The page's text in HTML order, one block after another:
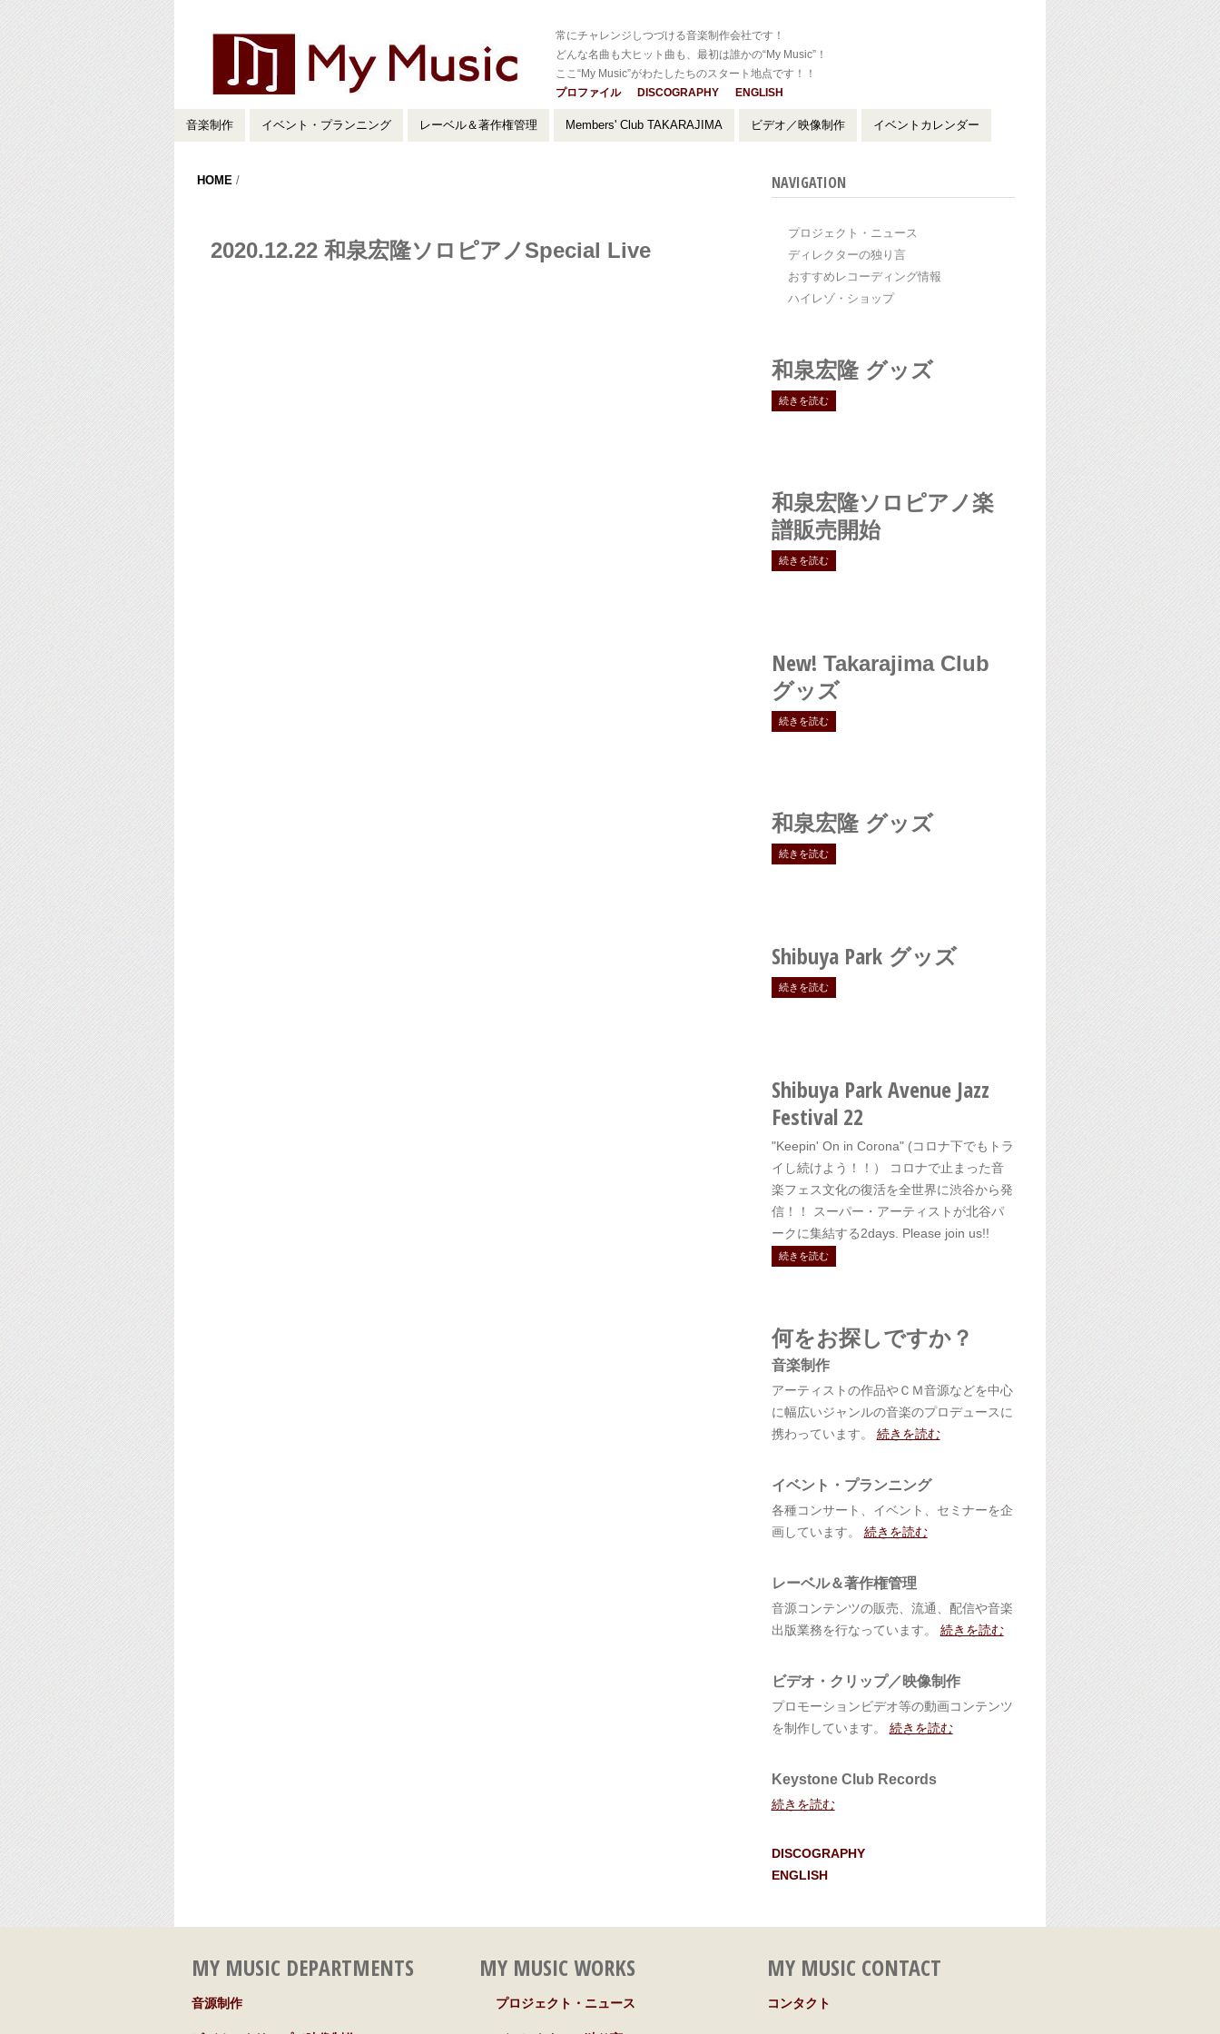
常にチャレンジしつづける音楽制作会社です！
どんな名曲も大ヒット曲も、最初は誰かの“My Music”！
ここ“My Music”がわたしたちのスタート地点です！！
プロファイル
DISCOGRAPHY ENGLISH
音楽制作 イベント・プランニング レーベル＆著作権管理 Members' Club TAKARAJIMA ビデオ／映像制作 イベントカレンダー
HOME/
2020.12.22 和泉宏隆ソロピアノSpecial Live
NAVIGATION
プロジェクト・ニュース
ディレクターの独り言
おすすめレコーディング情報
ハイレゾ・ショップ
和泉宏隆 グッズ
続きを読む
和泉宏隆ソロピアノ楽
譜販売開始
続きを読む
New! Takarajima Club
グッズ
続きを読む
和泉宏隆 グッズ
続きを読む
Shibuya Parkグッズ
続きを読む
Shibuya Park Avenue Jazz
Festival 22
"Keepin' On in Corona" (コロナ下でもトラ
イし続けよう！！） コロナで止まった音
楽フェス文化の復活を全世界に渋谷から発
信！！ スーパー・アーティストが北谷パ
ークに集結する2days. Please join us!!
続きを読む
何をお探しですか？
音楽制作
アーティストの作品やＣＭ音源などを中心
に幅広いジャンルの音楽のプロデュースに
携わっています。 続きを読む
イベント・プランニング
各種コンサート、イベント、セミナーを企
画しています。 続きを読む
レーベル＆著作権管理
音源コンテンツの販売、流通、配信や音楽
出版業務を行なっています。 続きを読む
ビデオ・クリップ／映像制作
プロモーションビデオ等の動画コンテンツ
を制作しています。 続きを読む
Keystone Club Records
続きを読む
DISCOGRAPHY
ENGLISH
MY MUSIC DEPARTMENTS
音源制作
MY MUSIC WORKS
プロジェクト・ニュース
MY MUSIC CONTACT
コンタクト